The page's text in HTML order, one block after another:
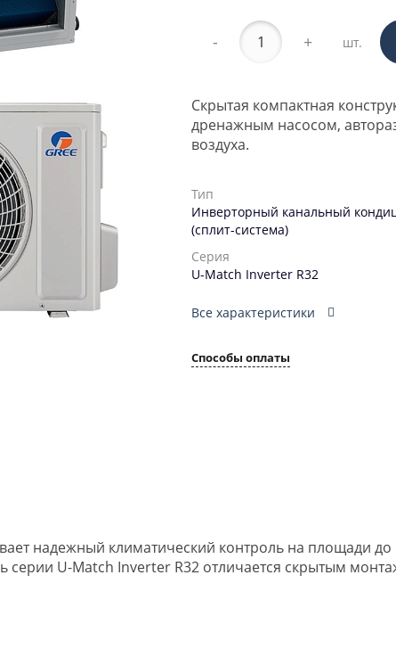
- + шт.
Скрытая компактная
дренажным насосом,
воздуха.
Тип
Инверторный канальный
(сплит-система)
Серия
U-Match Inverter R32
Все характеристики
Способы оплаты
надежный климатический контроль на площади
U-Match Inverter R32 отличается скрытым